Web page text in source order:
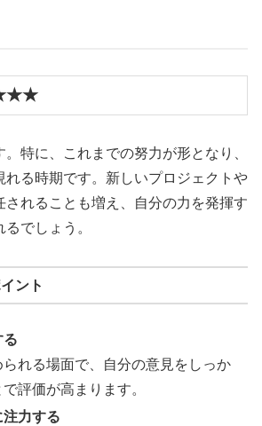
特に、これまでの努力が形となり、
れる時期です。新しいプロジェクトや
されることも増え、自分の力を発揮す
でしょう。
ント
る
れる場面で、自分の意見をしっか
評価が高まります。
注力する